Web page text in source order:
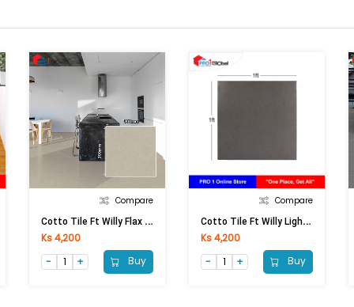
Compare
C
Otto Tile Ft Willy Flax (300x300)mm
Ks 4,200
Buy
Compare
C
Otto Tile Ft Willy Light Grey (300x300)mm
Ks 4,200
Buy